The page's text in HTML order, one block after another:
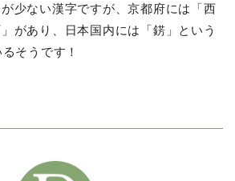
少ない漢字ですが、京都府には「西
があり、日本国内には「錺」という
そうです！